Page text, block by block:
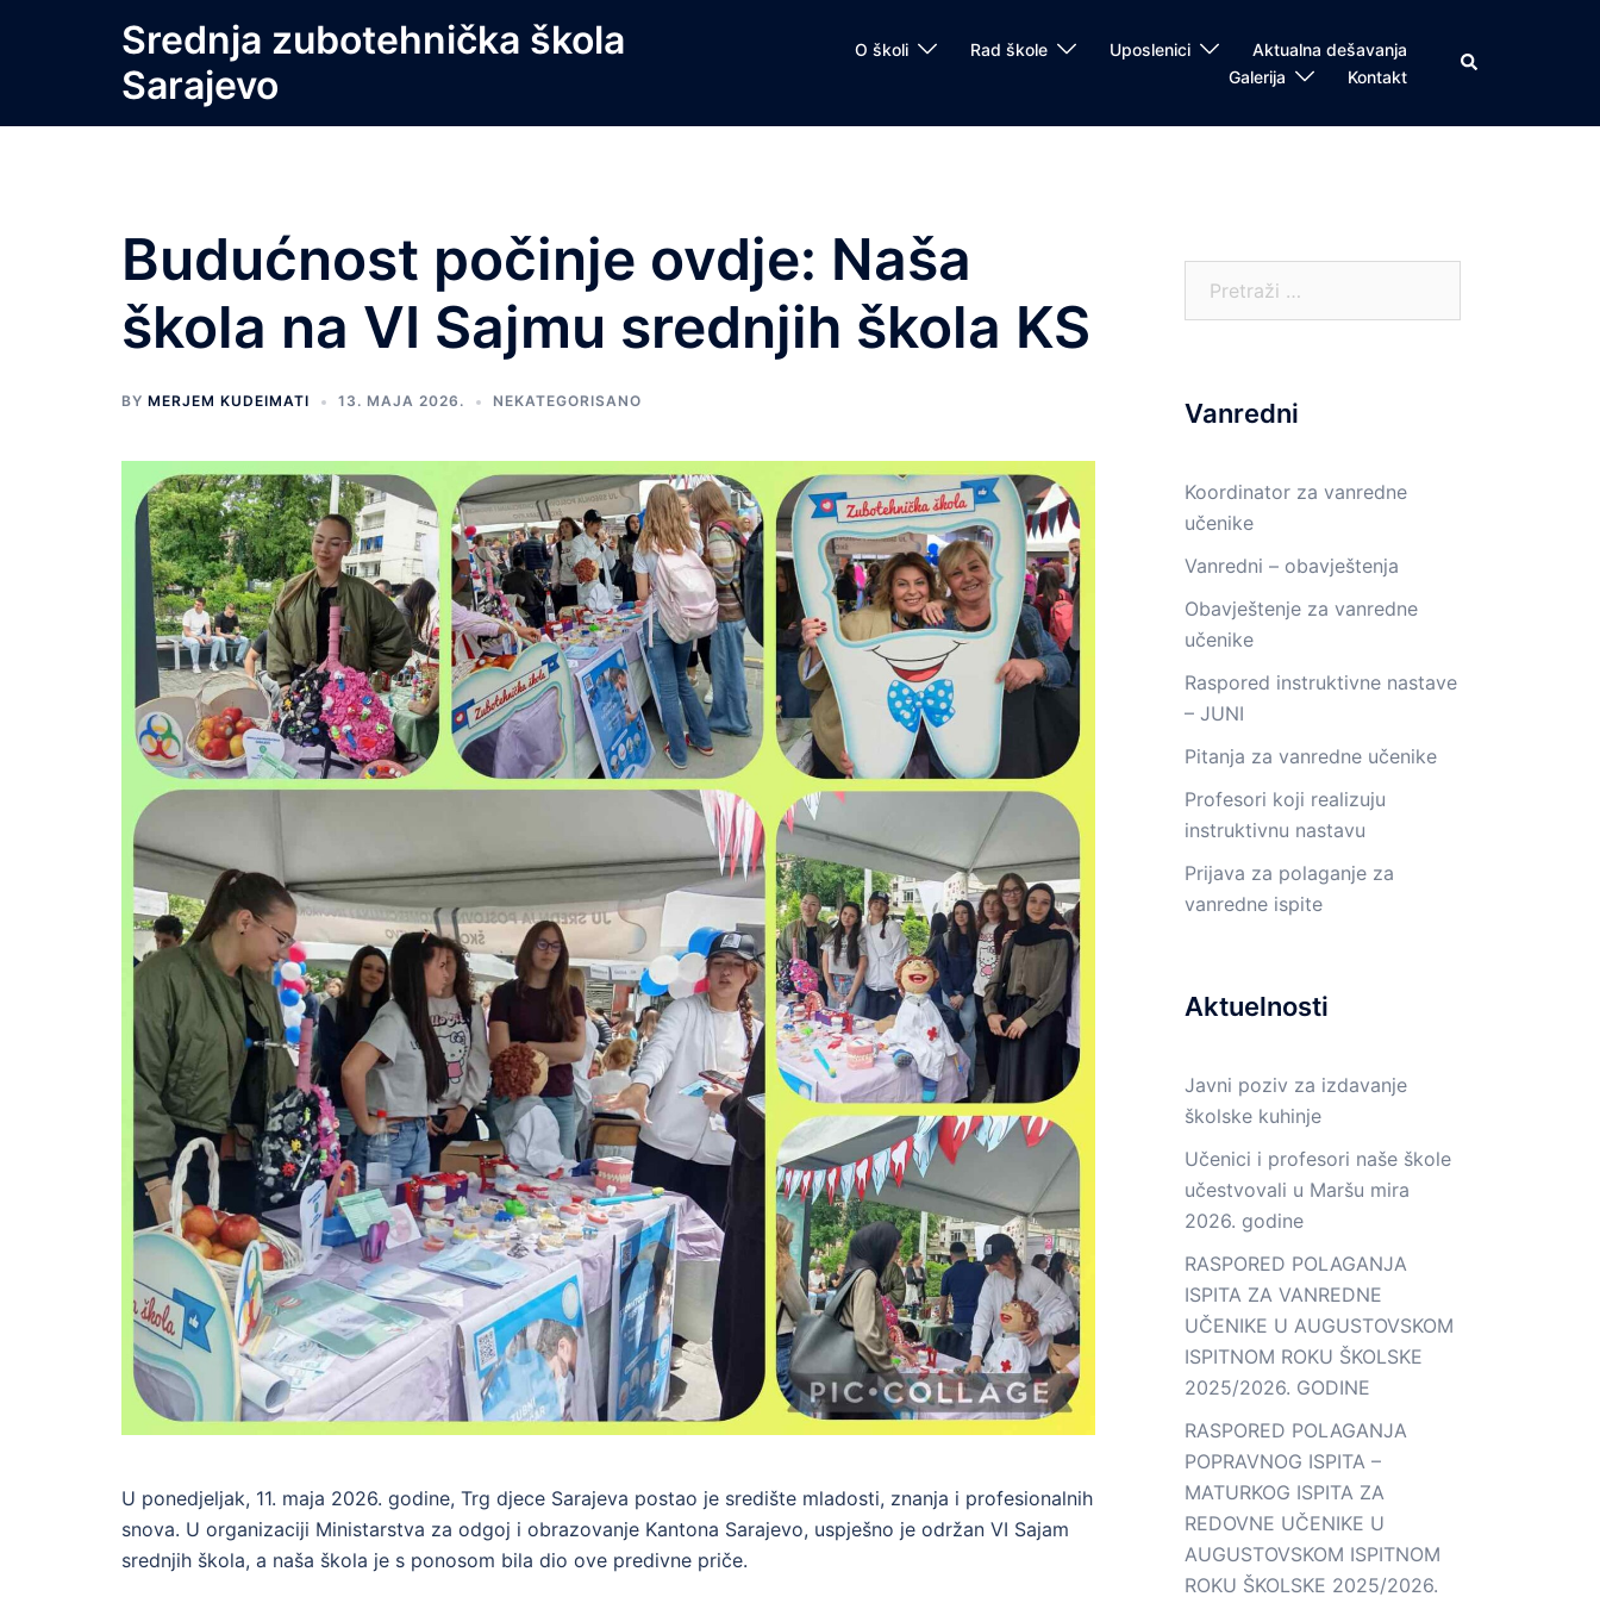
Srednja zubotehnička škola
Sarajevo
O školi Rad škole Uposlenici
Aktualna dešavanja
Galerija
Kontakt
Search
Budućnost počinje ovdje: Naša
škola na VI Sajmu srednjih škola KS
BY MERJEM KUDEIMATI 13. MAJA 2026. NEKATEGORISANO
U ponedjeljak, 11. maja 2026. godine, Trg djece Sarajeva postao je središte mladosti, znanja i profesionalnih
snova. U organizaciji Ministarstva za odgoj i obrazovanje Kantona Sarajevo, uspješno je održan VI Sajam
srednjih škola, a naša škola je s ponosom bila dio ove predivne priče.
Vanredni
Koordinator za vanredne
učenike
Vanredni – obavještenja
Obavještenje za vanredne
učenike
Raspored instruktivne nastave
– JUNI
Pitanja za vanredne učenike
Profesori koji realizuju
instruktivnu nastavu
Prijava za polaganje za
vanredne ispite
Aktuelnosti
Javni poziv za izdavanje
školske kuhinje
Učenici i profesori naše škole
učestvovali u Maršu mira
2026. godine
RASPORED POLAGANJA
ISPITA ZA VANREDNE
UČENIKE U AUGUSTOVSKOM
ISPITNOM ROKU ŠKOLSKE
2025/2026. GODINE
RASPORED POLAGANJA
POPRAVNOG ISPITA –
MATURKOG ISPITA ZA
REDOVNE UČENIKE U
AUGUSTOVSKOM ISPITNOM
ROKU ŠKOLSKE 2025/2026.